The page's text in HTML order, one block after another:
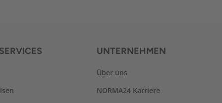
UNTERNEHMEN
Über uns
NORMA24 Karriere